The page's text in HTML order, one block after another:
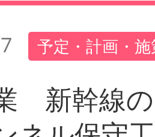
予定・計画・
新幹線